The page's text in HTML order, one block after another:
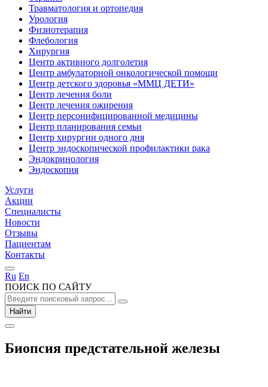
Травматология и ортопедия
Урология
Физиотерапия
Флебология
Хирургия
Центр активного долголетия
Центр амбулаторной онкологической помощи
Центр детского здоровья «ММЦ ДЕТИ»
Центр лечения боли
Центр лечения ожирения
Центр персонифицированной медицины
Центр планирования семьи
Центр хирургии одного дня
Центр эндоскопической профилактики рака
Эндокринология
Эндоскопия
Услуги
Акции
Специалисты
Новости
Отзывы
Пациентам
Контакты
Ru En
ПОИСК ПО САЙТУ
Найти
Биопсия предстательной железы